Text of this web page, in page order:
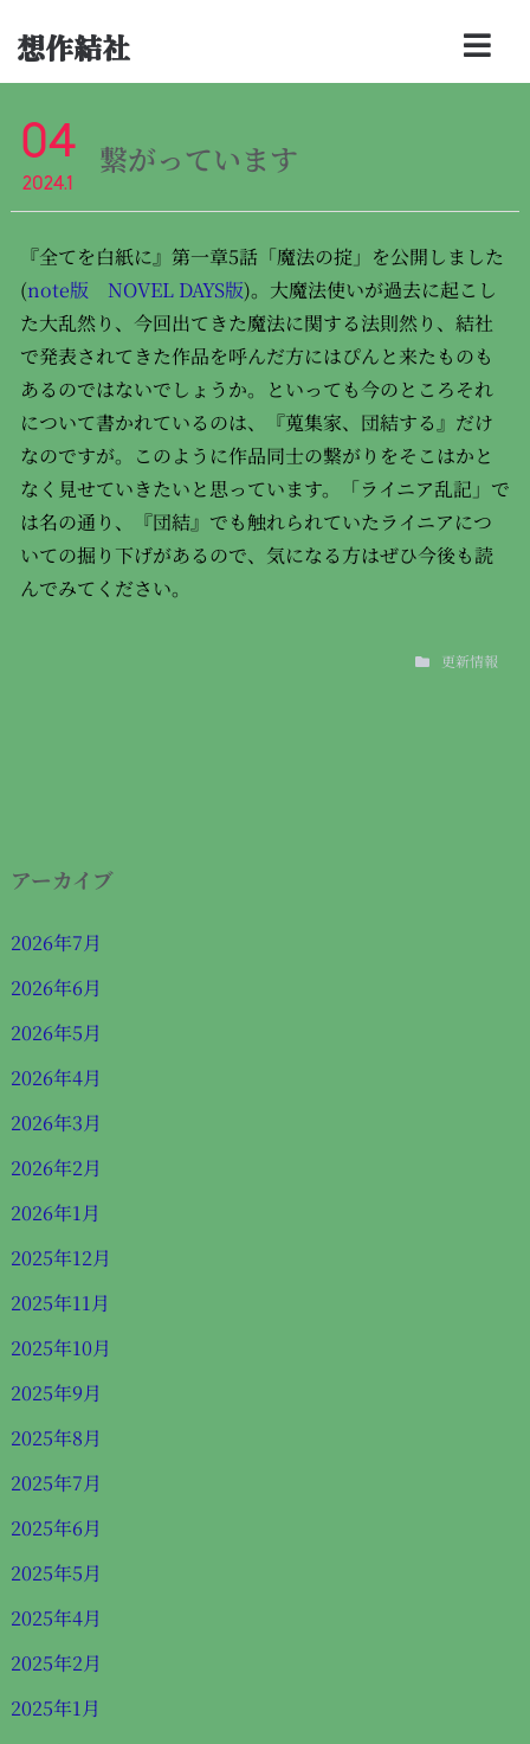
想作結社
04
2024.1
繋がっています
『全てを白紙に』第一章5話「魔法の掟」を公開しました
(note版 NOVEL DAYS版)。大魔法使いが過去に起こし
た大乱然り、今回出てきた魔法に関する法則然り、結社
で発表されてきた作品を呼んだ方にはぴんと来たものも
あるのではないでしょうか。といっても今のところそれ
について書かれているのは、『蒐集家、団結する』だけ
なのですが。このように作品同士の繋がりをそこはかと
なく見せていきたいと思っています。「ライニア乱記」で
は名の通り、『団結』でも触れられていたライニアにつ
いての掘り下げがあるので、気になる方はぜひ今後も読
んでみてください。
更新情報
アーカイブ
2026年7月
2026年6月
2026年5月
2026年4月
2026年3月
2026年2月
2026年1月
2025年12月
2025年11月
2025年10月
2025年9月
2025年8月
2025年7月
2025年6月
2025年5月
2025年4月
2025年2月
2025年1月